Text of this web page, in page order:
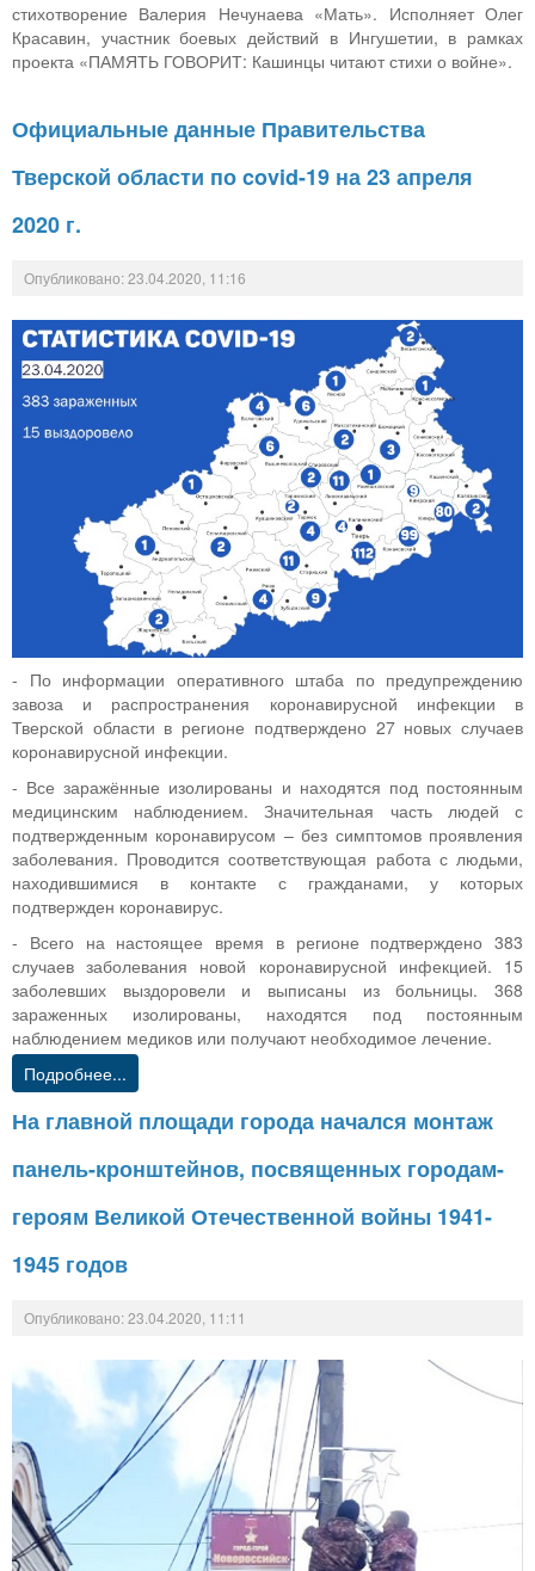
стихотворение Валерия Нечунаева «Мать». Исполняет Олег
Красавин, участник боевых действий в Ингушетии, в рамках
проекта «ПАМЯТЬ ГОВОРИТ: Кашинцы читают стихи о войне».
Официальные данные Правительства
Тверской области по covid-19 на 23 апреля
2020 г.
Опубликовано: 23.04.2020, 11:16
- По информации оперативного штаба по предупреждению
завоза и распространения коронавирусной инфекции в
Тверской области в регионе подтверждено 27 новых случаев
коронавирусной инфекции.
- Все заражённые изолированы и находятся под постоянным
медицинским наблюдением. Значительная часть людей с
подтвержденным коронавирусом – без симптомов проявления
заболевания. Проводится соответствующая работа с людьми,
находившимися в контакте с гражданами, у которых
подтвержден коронавирус.
- Всего на настоящее время в регионе подтверждено 383
случаев заболевания новой коронавирусной инфекцией. 15
заболевших выздоровели и выписаны из больницы. 368
зараженных изолированы, находятся под постоянным
наблюдением медиков или получают необходимое лечение.
Подробнее...
На главной площади города начался монтаж
панель-кронштейнов, посвященных городам-
героям Великой Отечественной войны 1941-
1945 годов
Опубликовано: 23.04.2020, 11:11